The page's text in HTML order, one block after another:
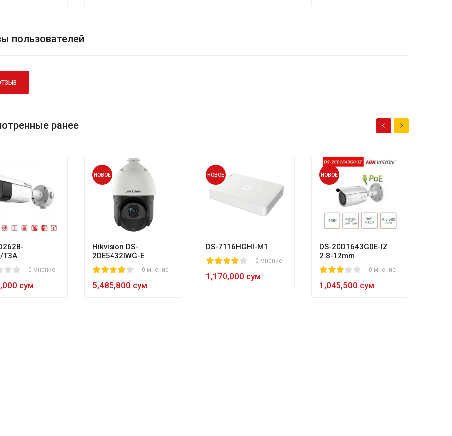
пользователей
ранее
T3A
0 мнение
сум
НОВОЕ
Hikvision DS-
2DE5432IWG-E
1 2 0 мнение
5,485,800 сум
НОВОЕ
DS-7116HGHI-M1
0 мнение
1,170,000 сум
НОВОЕ
DS-2CD1643G0E-IZ
2.8-12mm
0 мнение
1,045,500 сум
80 1 2